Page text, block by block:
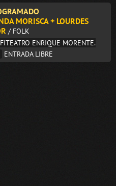
MORISCA + LOURDES
/ FOLK
ENRIQUE MORENTE.
ENTRADA LIBRE